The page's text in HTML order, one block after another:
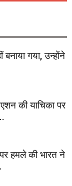
गया, उन्होंने
की याचिका पर
हमले की भारत ने